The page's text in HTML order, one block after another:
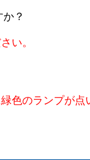
？
い。
色のランプが点